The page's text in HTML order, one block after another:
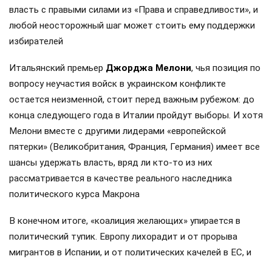
власть с правыми силами из «Права и справедливости», и
любой неосторожный шаг может стоить ему поддержки
избирателей
Итальянский премьер Джорджа Мелони, чья позиция по
вопросу неучастия войск в украинском конфликте
остается неизменной, стоит перед важным рубежом: до
конца следующего года в Италии пройдут выборы. И хотя
Мелони вместе с другими лидерами «европейской
пятерки» (Великобритания, Франция, Германия) имеет все
шансы удержать власть, вряд ли кто-то из них
рассматривается в качестве реального наследника
политического курса Макрона
В конечном итоге, «коалиция желающих» упирается в
политический тупик. Европу лихорадит и от прорыва
мигрантов в Испании, и от политических качелей в ЕС, и